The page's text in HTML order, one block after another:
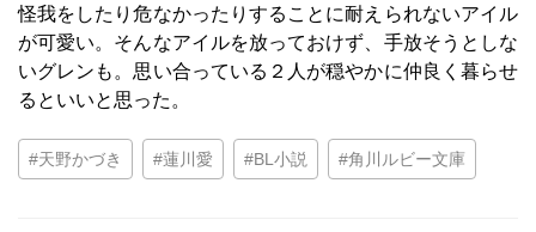
怪我をしたり危なかったりすることに耐えられないアイル
が可愛い。そんなアイルを放っておけず、手放そうとしな
いグレンも。思い合っている２人が穏やかに仲良く暮らせ
るといいと思った。
#天野かづき #蓮川愛 #BL小説 #角川ルビー文庫